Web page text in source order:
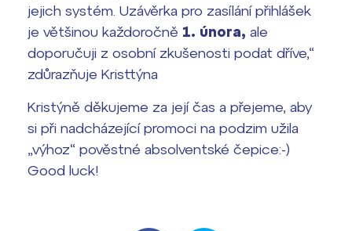
jejich systém. Uzávěrka pro zasílání přihlášek
je většinou každoročně 1. února, ale
doporučuji z osobní zkušenosti podat dříve,“
zdůrazňuje Kristtýna
Kristýně děkujeme za její čas a přejeme, aby
si při nadcházející promoci na podzim užila
„výhoz“ pověstné absolventské čepice:-)
Good luck!